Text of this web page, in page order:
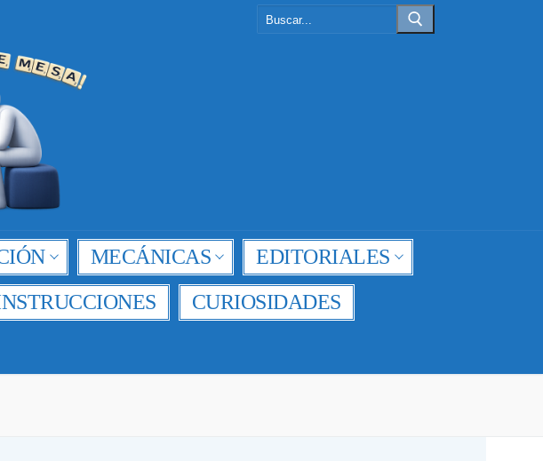
MECÁNICAS
EDITORIALES
CURIOSIDADES